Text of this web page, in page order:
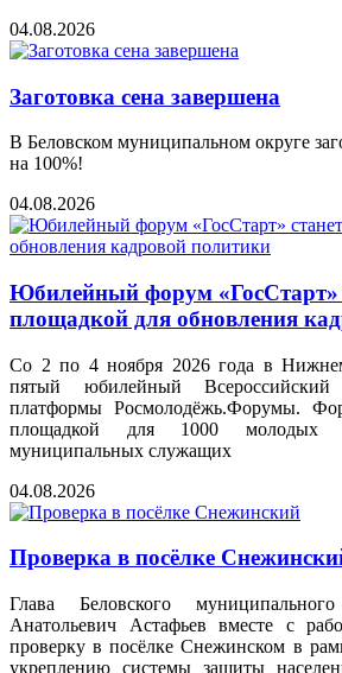
04.08.2026
Заготовка сена завершена
В Беловском муниципальном округе
на 100%!
04.08.2026
Юбилейный форум «ГосСтарт»
площадкой для обновления
Со 2 по 4 ноября 2026 года в
пятый юбилейный
платформы Росмолодёжь.Форумы.
площадкой для 1000 молодых
муниципальных служащих
04.08.2026
Проверка в посёлке
Глава Беловского
Анатольевич Астафьев вместе с
проверку в посёлке Снежинском в
укреплению системы защиты